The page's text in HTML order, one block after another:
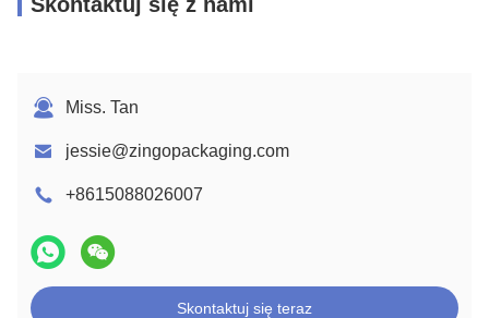
Miss. Tan
jessie@zingopackaging.com
+8615088026007
Skontaktuj się teraz